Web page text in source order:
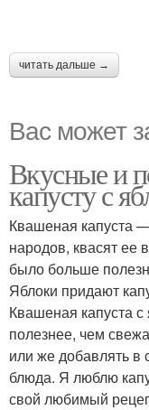
читать дальше →
Вас может
Вкусные и
капусту с
Квашеная капуста
народов, квасят ее
было больше
Яблоки придают
Квашеная капуста
полезнее, чем
или же добавлять в
блюда. Я люблю
свой любимый